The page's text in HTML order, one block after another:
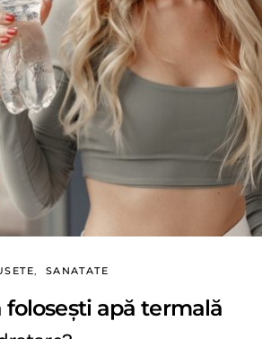
SANATATE
folosești apă termală